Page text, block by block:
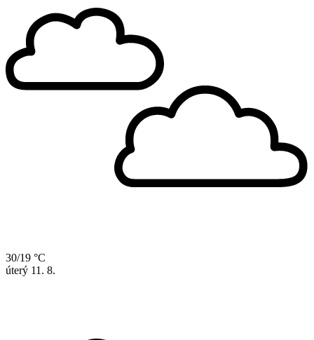
30/19 °C
úterý 11. 8.